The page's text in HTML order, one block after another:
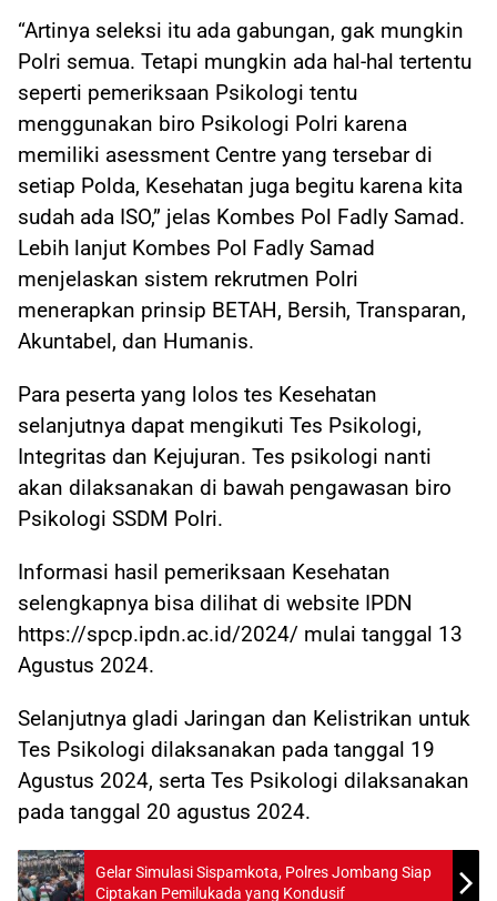
“Artinya seleksi itu ada gabungan, gak mungkin
Polri semua. Tetapi mungkin ada hal-hal tertentu
seperti pemeriksaan Psikologi tentu
menggunakan biro Psikologi Polri karena
memiliki asessment Centre yang tersebar di
setiap Polda, Kesehatan juga begitu karena kita
sudah ada ISO,” jelas Kombes Pol Fadly Samad.
Lebih lanjut Kombes Pol Fadly Samad
menjelaskan sistem rekrutmen Polri
menerapkan prinsip BETAH, Bersih, Transparan,
Akuntabel, dan Humanis.
Para peserta yang lolos tes Kesehatan
selanjutnya dapat mengikuti Tes Psikologi,
Integritas dan Kejujuran. Tes psikologi nanti
akan dilaksanakan di bawah pengawasan biro
Psikologi SSDM Polri.
Informasi hasil pemeriksaan Kesehatan
selengkapnya bisa dilihat di website IPDN
https://spcp.ipdn.ac.id/2024/ mulai tanggal 13
Agustus 2024.
Selanjutnya gladi Jaringan dan Kelistrikan untuk
Tes Psikologi dilaksanakan pada tanggal 19
Agustus 2024, serta Tes Psikologi dilaksanakan
pada tanggal 20 agustus 2024.
Gelar Simulasi Sispamkota, Polres Jombang Siap
Ciptakan Pemilukada yang Kondusif